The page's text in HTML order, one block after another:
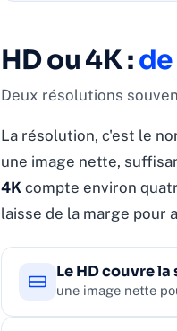
HD ou 4K :
Deux résolutions
La résolution, c'est le
une image nette,
4K compte environ
laisse de la marge pour
Le HD couvre la
une image nette